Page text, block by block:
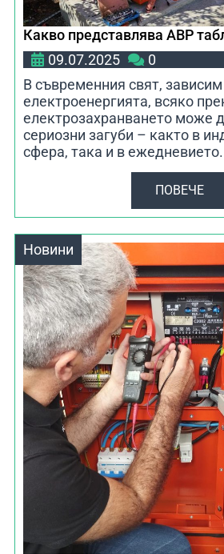
Какво представлява АВР
09.07.2025
0
В съвременния свят,
електроенергията, всяко
електрозахранването може
сериозни загуби – както в
сфера, така и в
ПОВЕЧЕ
Новини